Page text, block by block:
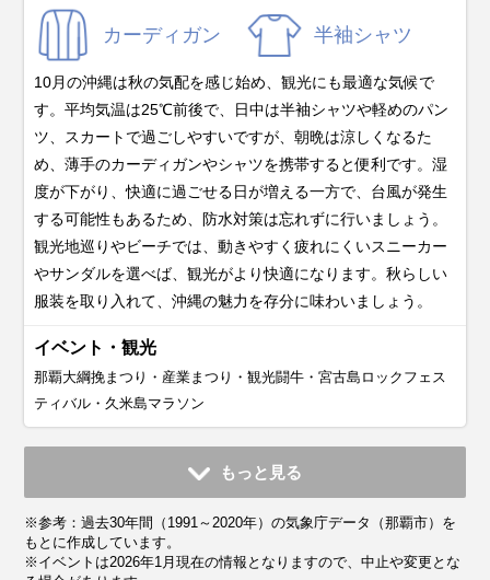
カーディガン 半袖シャツ
10月の沖縄は秋の気配を感じ始め、観光にも最適な気候で
す。平均気温は25℃前後で、日中は半袖シャツや軽めのパン
ツ、スカートで過ごしやすいですが、朝晩は涼しくなるた
め、薄手のカーディガンやシャツを携帯すると便利です。湿
度が下がり、快適に過ごせる日が増える一方で、台風が発生
する可能性もあるため、防水対策は忘れずに行いましょう。
観光地巡りやビーチでは、動きやすく疲れにくいスニーカー
やサンダルを選べば、観光がより快適になります。秋らしい
服装を取り入れて、沖縄の魅力を存分に味わいましょう。
イベント・観光
那覇大綱挽まつり・産業まつり・観光闘牛・宮古島ロックフェス
ティバル・久米島マラソン
11月
平均気温・降水量
22.5℃ 119.1mm
12月
平均気温・降水量
19.0℃ 110.0mm
1月
平均気温・降水量
17.3℃ 101.6mm
2月
平均気温・降水量
17.5℃ 114.5mm
3月
平均気温・降水量
19.1℃ 142.8mm
4月
平均気温・降水量
21.5℃ 161.0mm
5月
平均気温・降水量
24.2℃ 245.3mm
6月
平均気温・降水量
27.2℃ 284.4mm
7月
平均気温・降水量
29.1℃ 188.1mm
もっと見る
※参考：過去30年間（1991～2020年）の気象庁データ（那覇市）を
もとに作成しています。
※イベントは2026年1月現在の情報となりますので、中止や変更とな